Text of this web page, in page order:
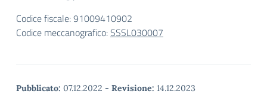
Codice fiscale: 91009410902
Codice meccanografico:SSSL030007
Pubblicato: 07.12.2022 - Revisione: 14.12.2023